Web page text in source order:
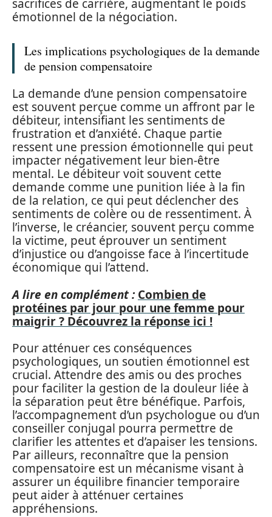
sacrifices de carrière, augmentant le poids
émotionnel de la négociation.
Les implications psychologiques de la demande
de pension compensatoire
La demande d’une pension compensatoire
est souvent perçue comme un affront par le
débiteur, intensifiant les sentiments de
frustration et d’anxiété. Chaque partie
ressent une pression émotionnelle qui peut
impacter négativement leur bien-être
mental. Le débiteur voit souvent cette
demande comme une punition liée à la fin
de la relation, ce qui peut déclencher des
sentiments de colère ou de ressentiment. À
l’inverse, le créancier, souvent perçu comme
la victime, peut éprouver un sentiment
d’injustice ou d’angoisse face à l’incertitude
économique qui l’attend.
A lire en complément : Combien de
protéines par jour pour une femme pour
maigrir ? Découvrez la réponse ici !
Pour atténuer ces conséquences
psychologiques, un soutien émotionnel est
crucial. Attendre des amis ou des proches
pour faciliter la gestion de la douleur liée à
la séparation peut être bénéfique. Parfois,
l’accompagnement d’un psychologue ou d’un
conseiller conjugal pourra permettre de
clarifier les attentes et d’apaiser les tensions.
Par ailleurs, reconnaître que la pension
compensatoire est un mécanisme visant à
assurer un équilibre financier temporaire
peut aider à atténuer certaines
appréhensions.